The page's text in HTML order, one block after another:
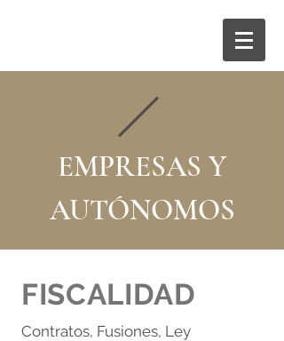
EMPRESAS Y
AUTÓNOMOS
FISCALIDAD
Contratos, Fusiones, Ley